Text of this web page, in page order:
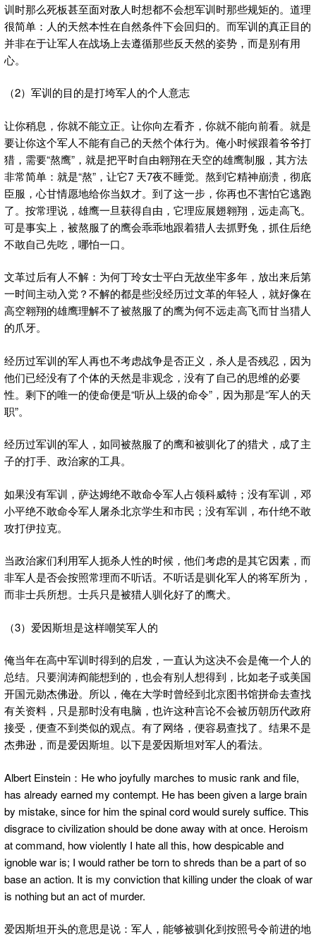
训时那么死板甚至面对敌人时想都不会想军训时那些规矩的。道理
很简单：人的天然本性在自然条件下会回归的。而军训的真正目的
并非在于让军人在战场上去遵循那些反天然的姿势，而是别有用
心。
（2）军训的目的是打垮军人的个人意志
让你稍息，你就不能立正。让你向左看齐，你就不能向前看。就是
要让你这个军人不能有自己的天然个体行为。俺小时候跟着爷爷打
猎，需要“熬鹰”，就是把平时自由翱翔在天空的雄鹰制服，其方法
非常简单：就是“熬”，让它7 天7夜不睡觉。熬到它精神崩溃，彻底
臣服，心甘情愿地给你当奴才。到了这一步，你再也不害怕它逃跑
了。按常理说，雄鹰一旦获得自由，它理应展翅翱翔，远走高飞。
可是事实上，被熬服了的鹰会乖乖地跟着猎人去抓野兔，抓住后绝
不敢自己先吃，哪怕一口。
文革过后有人不解：为何丁玲女士平白无故坐牢多年，放出来后第
一时间主动入党？不解的都是些没经历过文革的年轻人，就好像在
高空翱翔的雄鹰理解不了被熬服了的鹰为何不远走高飞而甘当猎人
的爪牙。
经历过军训的军人再也不考虑战争是否正义，杀人是否残忍，因为
他们已经没有了个体的天然是非观念，没有了自己的思维的必要
性。剩下的唯一的使命便是“听从上级的命令”，因为那是“军人的天
职”。
经历过军训的军人，如同被熬服了的鹰和被驯化了的猎犬，成了主
子的打手、政治家的工具。
如果没有军训，萨达姆绝不敢命令军人占领科威特；没有军训，邓
小平绝不敢命令军人屠杀北京学生和市民；没有军训，布什绝不敢
攻打伊拉克。
当政治家们利用军人扼杀人性的时候，他们考虑的是其它因素，而
非军人是否会按照常理而不听话。不听话是驯化军人的将军所为，
而非士兵所想。士兵只是被猎人驯化好了的鹰犬。
（3）爱因斯坦是这样嘲笑军人的
俺当年在高中军训时得到的启发，一直认为这决不会是俺一个人的
总结。只要润涛阎能想到的，也会有别人想得到，比如老子或美国
开国元勋杰佛逊。所以，俺在大学时曾经到北京图书馆拼命去查找
有关资料，只是那时没有电脑，也许这种言论不会被历朝历代政府
接受，便查不到类似的观点。有了网络，便容易查找了。结果不是
杰弗逊，而是爱因斯坦。以下是爱因斯坦对军人的看法。
Albert Einstein：He who joyfully marches to music rank and file,
has already earned my contempt. He has been given a large brain
by mistake, since for him the spinal cord would surely suffice. This
disgrace to civilization should be done away with at once. Heroism
at command, how violently I hate all this, how despicable and
ignoble war is; I would rather be torn to shreds than be a part of so
base an action. It is my conviction that killing under the cloak of war
is nothing but an act of murder.
爱因斯坦开头的意思是说：军人，能够被驯化到按照号令前进的地